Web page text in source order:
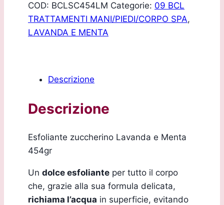
COD: BCLSC454LM Categorie: 09 BCL
TRATTAMENTI MANI/PIEDI/CORPO SPA,
LAVANDA E MENTA
Descrizione
Descrizione
Esfoliante zuccherino Lavanda e Menta
454gr
Un dolce esfoliante per tutto il corpo
che, grazie alla sua formula delicata,
richiama l’acqua in superficie, evitando